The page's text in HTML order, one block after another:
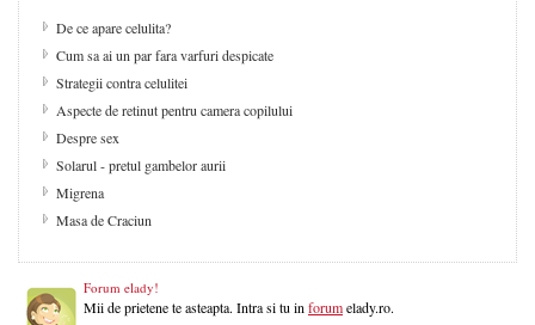
De ce apare celulita?
Cum sa ai un par fara varfuri despicate
Strategii contra celulitei
Aspecte de retinut pentru camera copilului
Despre sex
Solarul - pretul gambelor aurii
Migrena
Masa de Craciun
Forum elady!
Mii de prietene te asteapta. Intra si tu in forumelady.ro.